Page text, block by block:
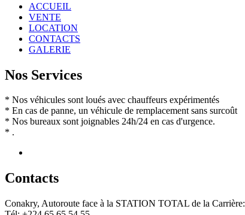
ACCUEIL
VENTE
LOCATION
CONTACTS
GALERIE
Nos Services
* Nos véhicules sont loués avec chauffeurs expérimentés
* En cas de panne, un véhicule de remplacement sans surcoût
* Nos bureaux sont joignables 24h/24 en cas d'urgence.
* .
Contacts
Conakry, Autoroute face à la STATION TOTAL de la Carrière: